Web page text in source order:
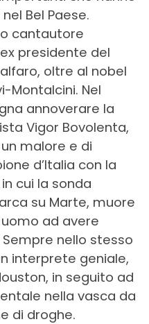
Bel Paese.
cantautore
presidente del
oltre al nobel
Montalcini. Nel
annoverare la
Vigor Bovolenta,
malore e di
d’Italia con la
in cui la sonda
su Marte, muore
ad avere
nello stesso
interprete geniale,
in seguito ad
nella vasca da
di droghe.